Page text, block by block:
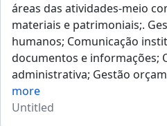
áreas das atividades-meio
materiais e patrimoniais;.
humanos; Comunicação
documentos e informações;
administrativa; Gestão
more
Untitled